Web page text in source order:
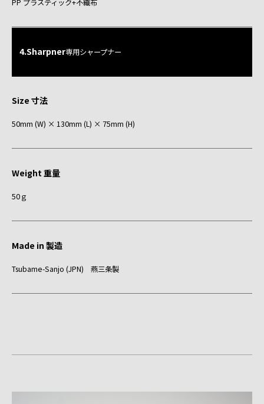
PP プラスティック+不織布
4.Sharpner専用シャープナー
Size 寸法
50mm (W) × 130mm (L) × 75mm (H)
Weight 重量
50ｇ
Made in 製造
Tsubame-Sanjo (JPN) 燕三条製